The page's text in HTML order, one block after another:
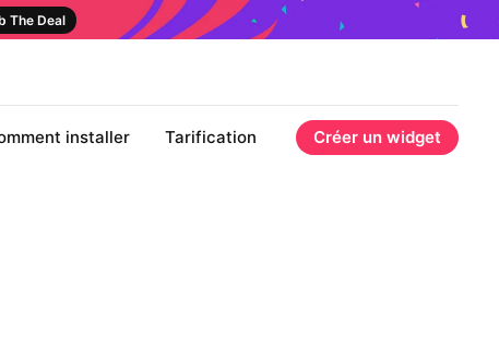
The Deal
installer Tarification Créer un widget